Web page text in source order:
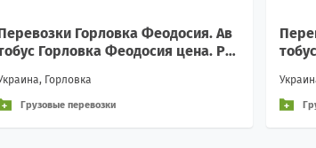
Горловка Феодосия. Ав
Горловка Феодосия цена. Ра
Горловка
Грузовые перевозки